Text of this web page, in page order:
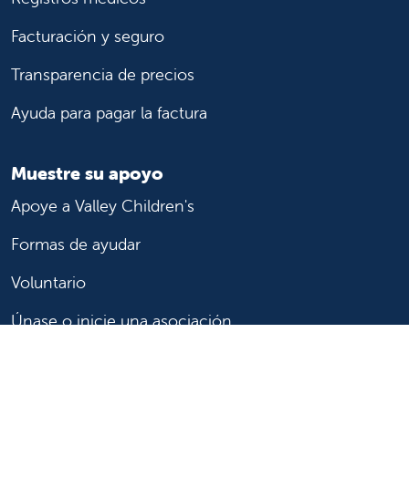
Facturación y seguro
Transparencia de precios
Ayuda para pagar la factura
Muestre su apoyo
Apoye a Valley Children's
Formas de ayudar
Voluntario
Únase o inicie una asociación